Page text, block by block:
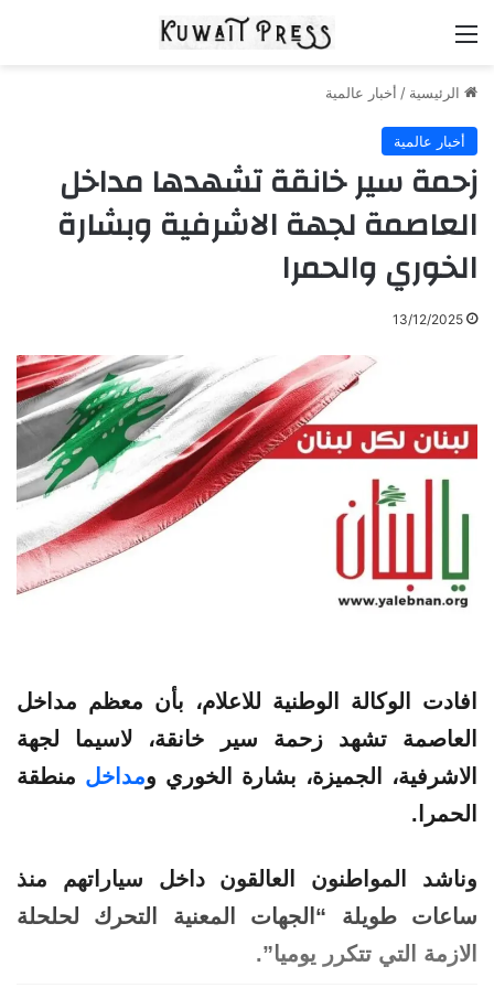
الرئيسية / أخبار عالمية
أخبار عالمية
زحمة سير خانقة تشهدها مداخل
العاصمة لجهة الاشرفية وبشارة
الخوري والحمرا
13/12/2025
افادت الوكالة الوطنية للاعلام، بأن معظم مداخل
العاصمة تشهدزحمة سير خانقة، لاسيما لجهة
الاشرفية، الجميزة، بشارة الخوري ومداخل منطقة
الحمرا.
وناشد المواطنون العالقون داخل سياراتهم منذ
ساعات طويلة “الجهات المعنية التحرك لحلحلة
الازمة التي تتكرر يوميا”.